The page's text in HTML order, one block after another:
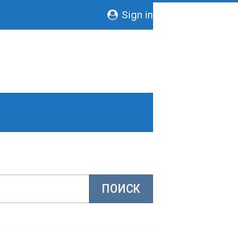
Sign in